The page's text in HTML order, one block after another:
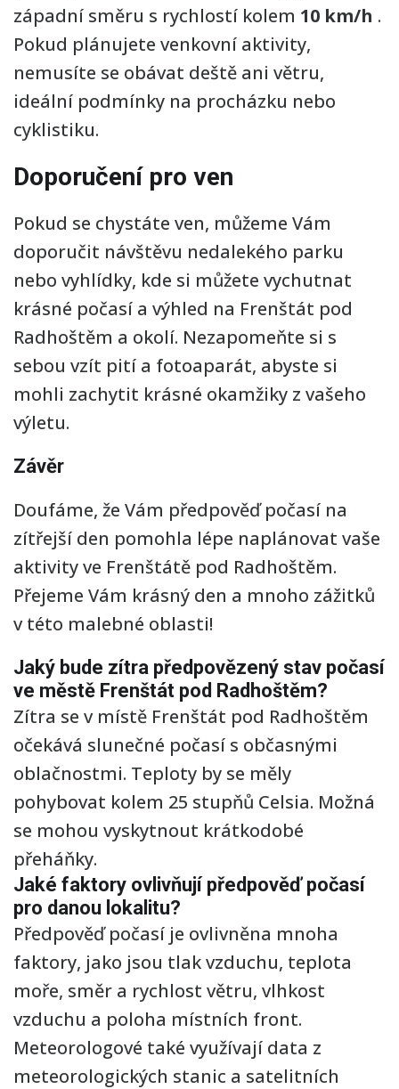
západní směru s rychlostí kolem 10 km/h .
Pokud plánujete venkovní aktivity,
nemusíte se obávat deště ani větru,
ideální podmínky na procházku nebo
cyklistiku.
Doporučení pro ven
Pokud se chystáte ven, můžeme Vám
doporučit návštěvu nedalekého parku
nebo vyhlídky, kde si můžete vychutnat
krásné počasí a výhled na Frenštát pod
Radhoštěm a okolí. Nezapomeňte si s
sebou vzít pití a fotoaparát, abyste si
mohli zachytit krásné okamžiky z vašeho
výletu.
Závěr
Doufáme, že Vám předpověď počasí na
zítřejší den pomohla lépe naplánovat vaše
aktivity ve Frenštátě pod Radhoštěm.
Přejeme Vám krásný den a mnoho zážitků
v této malebné oblasti!
Jaký bude zítra předpovězený stav počasí
ve městě Frenštát pod Radhoštěm?
Zítra se v místě Frenštát pod Radhoštěm
očekává slunečné počasí s občasnými
oblačnostmi. Teploty by se měly
pohybovat kolem 25 stupňů Celsia. Možná
se mohou vyskytnout krátkodobé
přeháňky.
Jaké faktory ovlivňují předpověď počasí
pro danou lokalitu?
Předpověď počasí je ovlivněna mnoha
faktory, jako jsou tlak vzduchu, teplota
moře, směr a rychlost větru, vlhkost
vzduchu a poloha místních front.
Meteorologové také využívají data z
meteorologických stanic a satelitních